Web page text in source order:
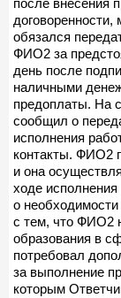
обязался
ФИО2 за
день после
наличными
предоплаты. На
сообщил о
исполнения
контакты. ФИО2
и она
ходе
о
с тем, что ФИО2
образования в
потребовал
за выполнение
которым